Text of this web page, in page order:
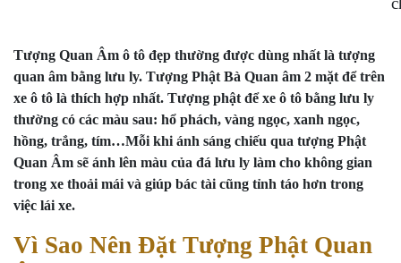
Tượng Quan Âm ô tô đẹp thường được dùng nhất là tượng
quan âm bằng lưu ly. Tượng Phật Bà Quan âm 2 mặt để trên
xe ô tô là thích hợp nhất. Tượng phật để xe ô tô bằng lưu ly
thường có các màu sau: hổ phách, vàng ngọc, xanh ngọc,
hồng, trắng, tím…Mỗi khi ánh sáng chiếu qua tượng Phật
Quan Âm sẽ ánh lên màu của đá lưu ly làm cho không gian
trong xe thoải mái và giúp bác tài cũng tỉnh táo hơn trong
việc lái xe.
Vì Sao Nên Đặt Tượng Phật Quan